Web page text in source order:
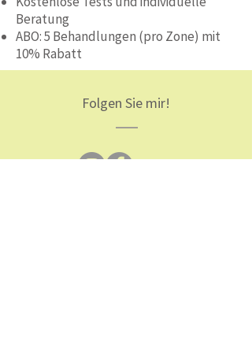
Beratung
ABO: 5 Behandlungen (pro Zone) mit
10% Rabatt
Folgen Sie mir!